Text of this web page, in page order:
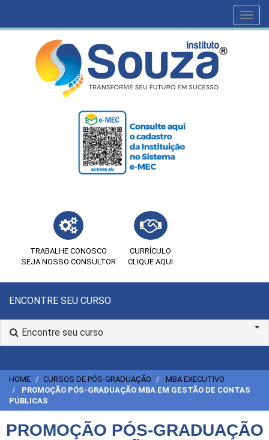
TRABALHE CONOSCO
SEJA NOSSO CONSULTOR
CURRÍCULO
CLIQUE AQUI
ENCONTRE SEU CURSO
Encontre seu curso
HOME CURSOS DE PÓS-GRADUAÇÃO
MBA EXECUTIVO
PROMOÇÃO PÓS-GRADUAÇÃO MBA EM GESTÃO DE CONTAS
PÚBLICAS
PROMOÇÃO PÓS-GRADUAÇÃO